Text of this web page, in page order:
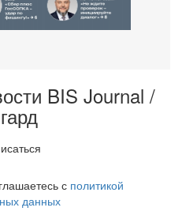
BIS Journal /
с политикой
данных